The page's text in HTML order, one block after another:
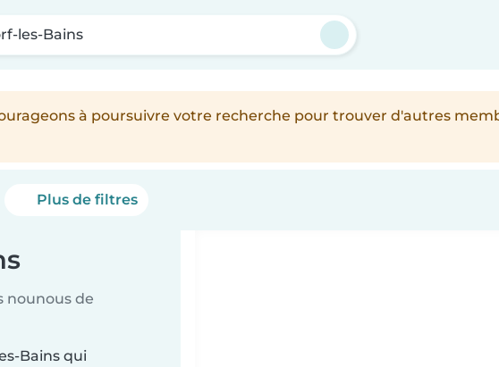
les-Bains
à poursuivre votre recherche pour trouver d'autres
Plus de filtres
nounous de
Bains qui